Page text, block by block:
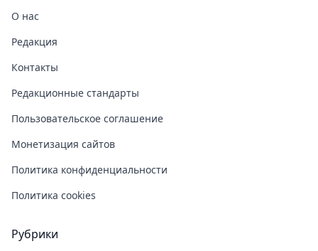
О нас
Редакция
Контакты
Редакционные стандарты
Пользовательское соглашение
Монетизация сайтов
Политика конфиденциальности
Политика cookies
Рубрики